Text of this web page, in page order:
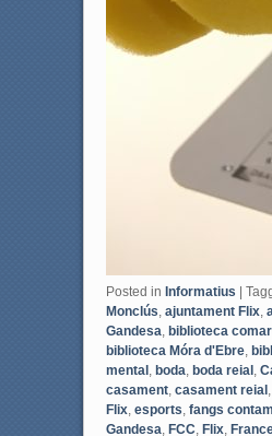
Posted in Informatius |
Monclús ajuntament Flix,
Gandesa biblioteca
biblioteca Móra d'Ebre,
mental, boda boda reial,
casament, casament reial,
Flix, esports fangs
Gandesa FCC Flix,